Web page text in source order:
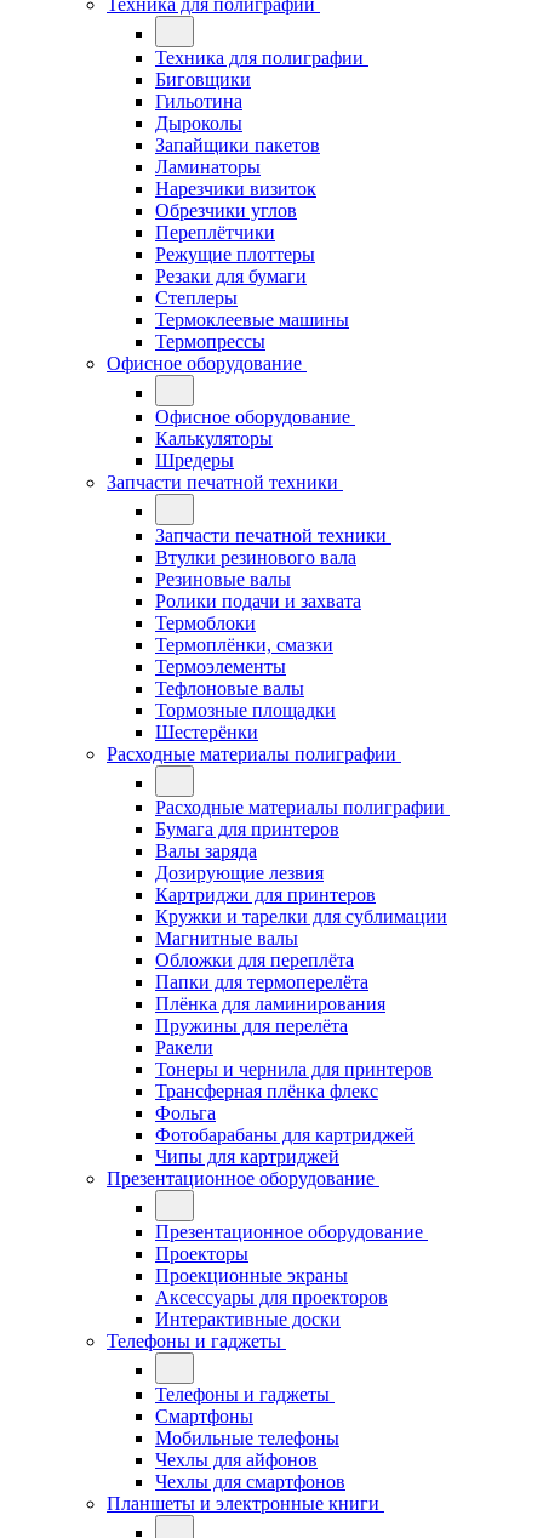
Техника для полиграфии
Техника для полиграфии
Биговщики
Гильотина
Дыроколы
Запайщики пакетов
Ламинаторы
Нарезчики визиток
Обрезчики углов
Переплётчики
Режущие плоттеры
Резаки для бумаги
Степлеры
Термоклеевые машины
Термопрессы
Офисное оборудование
Офисное оборудование
Калькуляторы
Шредеры
Запчасти печатной техники
Запчасти печатной техники
Втулки резинового вала
Резиновые валы
Ролики подачи и захвата
Термоблоки
Термоплёнки, смазки
Термоэлементы
Тефлоновые валы
Тормозные площадки
Шестерёнки
Расходные материалы полиграфии
Расходные материалы полиграфии
Бумага для принтеров
Валы заряда
Дозирующие лезвия
Картриджи для принтеров
Кружки и тарелки для сублимации
Магнитные валы
Обложки для переплёта
Папки для термоперелёта
Плёнка для ламинирования
Пружины для перелёта
Ракели
Тонеры и чернила для принтеров
Трансферная плёнка флекс
Фольга
Фотобарабаны для картриджей
Чипы для картриджей
Презентационное оборудование
Презентационное оборудование
Проекторы
Проекционные экраны
Аксессуары для проекторов
Интерактивные доски
Телефоны и гаджеты
Телефоны и гаджеты
Смартфоны
Мобильные телефоны
Чехлы для айфонов
Чехлы для смартфонов
Планшеты и электронные книги